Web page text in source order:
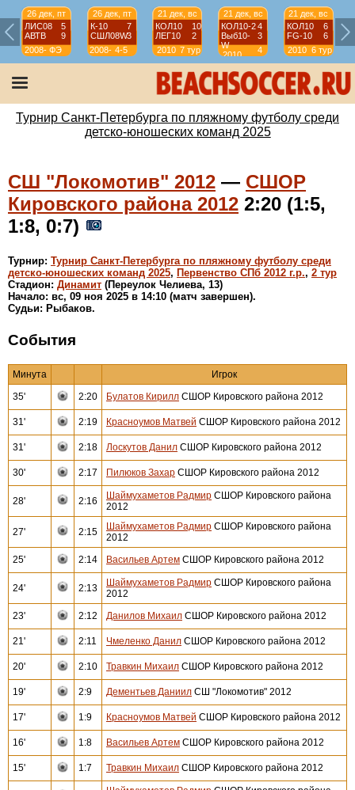
26 дек, пт
ЛИС08
5
АВТВ
9
2008-
2009
ФЭ
26 дек, пт
К-10
7
СШЛ08W3
2008-
2009
4-5
21 дек, вс
КОЛ10
10
ЛЕГ10
2
2010 7 тур
21 дек, вс
КОЛ10-24
Выб10-
W
3
2010
4
тур
21 дек, вс
КОЛ10
6
FG-10
6
2010 6 тур
Турнир Санкт-Петербурга по пляжному футболу среди
детско-юношеских команд 2025
СШ "Локомотив" 2012 — СШОР
Кировского района 2012 2:20 (1:5,
1:8, 0:7)
Турнир: Турнир Санкт-Петербурга по пляжному футболу среди
детско-юношеских команд 2025, Первенство СПб 2012 г.р., 2 тур
Стадион: Динамит (Переулок Челиева, 13)
Начало: вс, 09 ноя 2025 в 14:10 (матч завершен).
Судьи: Рыбаков.
События
Минута
Игрок
35'
2:20 Булатов Кирилл СШОР Кировского района 2012
31' 2:19 Красноумов Матвей СШОР Кировского района 2012
31' 2:18 Лоскутов Данил СШОР Кировского района 2012
30' 2:17 Пилюков Захар СШОР Кировского района 2012
28' 2:16 Шаймухаметов Радмир СШОР Кировского района
2012
27' 2:15 Шаймухаметов Радмир СШОР Кировского района
2012
25'
2:14 Васильев Артем СШОР Кировского района 2012
24' 2:13 Шаймухаметов Радмир СШОР Кировского района
2012
23'
2:12 Данилов Михаил СШОР Кировского района 2012
21' 2:11 Чмеленко Данил СШОР Кировского района 2012
20' 2:10 Травкин Михаил СШОР Кировского района 2012
19' 2:9 Дементьев Даниил СШ "Локомотив" 2012
17' 1:9 Красноумов Матвей СШОР Кировского района 2012
16' 1:8 Васильев Артем СШОР Кировского района 2012
15' 1:7 Травкин Михаил СШОР Кировского района 2012